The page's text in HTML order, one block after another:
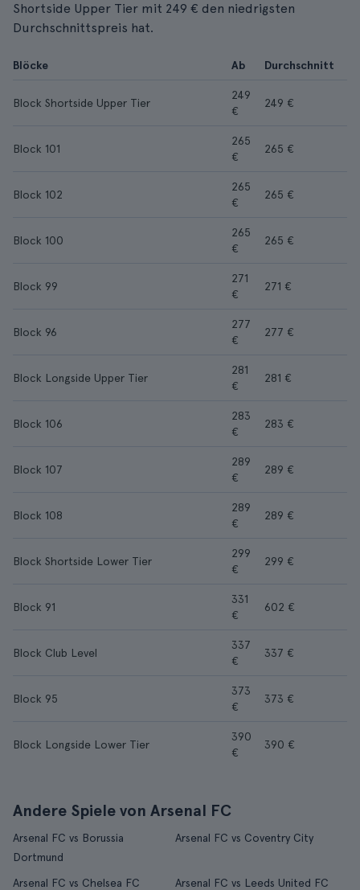
Shortside Upper Tier mit 249 € den niedrigsten
Durchschnittspreis hat.
Blöcke Ab Durchschnitt
Block Shortside Upper Tier
249
€
249 €
Block 101
265
€
265 €
Block 102
265
€
265 €
Block 100
265
€
265 €
Block 99
271
€
271 €
Block 96
277
€
277 €
Block Longside Upper Tier
281
€
281 €
Block 106
283
€
283 €
Block 107
289
€
289 €
Block 108
289
€
289 €
Block Shortside Lower Tier
299
€
299 €
Block 91
331
€
602 €
Block Club Level
337
€
337 €
Block 95
373
€
373 €
Block Longside Lower Tier
390
€
390 €
Andere Spiele von Arsenal FC
Arsenal FC vs Borussia
Dortmund
Arsenal FC vs Coventry City
Arsenal FC vs Chelsea FC
Arsenal FC vs Leeds United FC